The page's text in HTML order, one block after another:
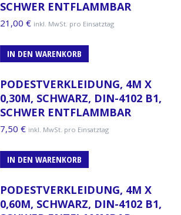
SCHWER ENTFLAMMBAR
21,00 € inkl. MwSt. pro Einsatztag
IN DEN WARENKORB
PODESTVERKLEIDUNG, 4M X
0,30M, SCHWARZ, DIN-4102 B1,
SCHWER ENTFLAMMBAR
7,50 € inkl. MwSt. pro Einsatztag
IN DEN WARENKORB
PODESTVERKLEIDUNG, 4M X
0,60M, SCHWARZ, DIN-4102 B1,